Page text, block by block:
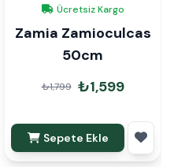
Ücretsiz Kargo
Zamia Zamioculcas
50cm
₺1,799 ₺1,599
Sepete Ekle